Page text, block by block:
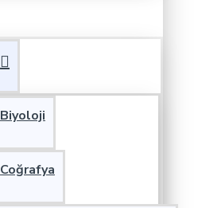
Biyoloji
Coğrafya